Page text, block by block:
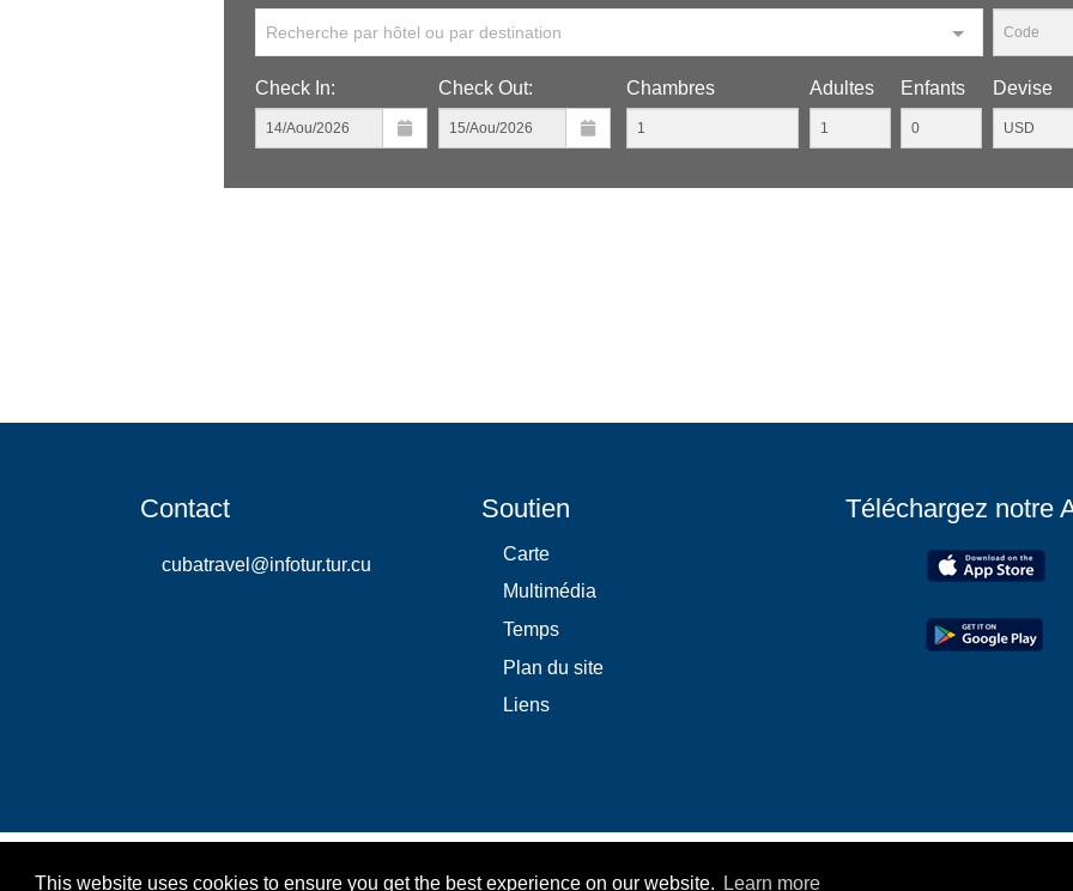
This website uses cookies to ensure you get the best experience on our website. Learn more
Recherche par hôtel ou par destination
Check In: Check Out: Chambres Adultes Enfants Devise
Contact
cubatravel@infotur.tur.cu
Soutien
Carte
Multimédia
Temps
Plan du site
Liens
Téléchargez notre